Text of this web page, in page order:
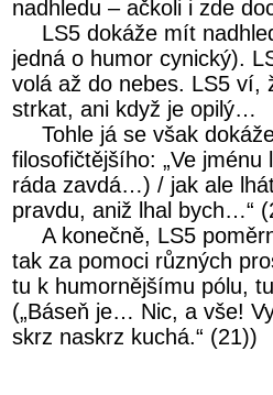
nadhledu – ačkoli i zde
LS5 dokáže mít
jedná o humor cynický).
volá až do nebes. LS5 ví,
strkat, ani když je opilý…
Tohle já se však
filosofičtějšího: „Ve
ráda zavdá…) / jak ale
pravdu, aniž lhal bych…“
A konečně, LS5
tak za pomoci různých
tu k humornějšímu pólu,
(„Báseň je… Nic, a vše!
skrz naskrz kuchá.“ (21))